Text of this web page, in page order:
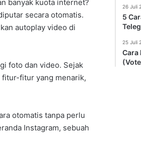
banyak kuota internet?
secara otomatis.
autoplay video di
foto dan video. Sejak
fitur yang menarik,
otomatis tanpa perlu
Instagram, sebuah
26 Juli
5
25 Juli
Cara